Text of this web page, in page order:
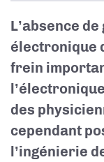
L’absence
électronique
frein
des
cependant
l’ingénierie